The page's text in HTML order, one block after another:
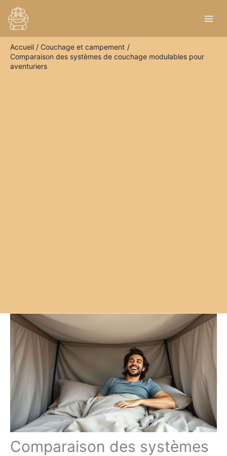
contenu
Accueil
Couchage et campement
Comparaison des systèmes de couchage modulables pour
aventuriers
Comparaison des systèmes
e
h
e